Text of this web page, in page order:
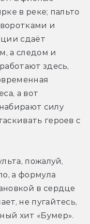
в реке; пальто
и
сдаёт
а следом и
здесь,
а вот
силу
героев с
пожалуй,
а формула
в сердце
не пугайтесь,
хит «Бумер».